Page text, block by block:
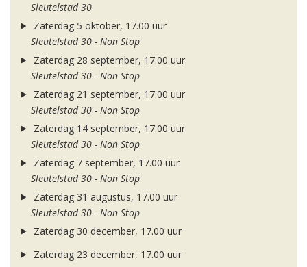
Sleutelstad 30
Zaterdag 5 oktober, 17.00 uur
Sleutelstad 30 - Non Stop
Zaterdag 28 september, 17.00 uur
Sleutelstad 30 - Non Stop
Zaterdag 21 september, 17.00 uur
Sleutelstad 30 - Non Stop
Zaterdag 14 september, 17.00 uur
Sleutelstad 30 - Non Stop
Zaterdag 7 september, 17.00 uur
Sleutelstad 30 - Non Stop
Zaterdag 31 augustus, 17.00 uur
Sleutelstad 30 - Non Stop
Zaterdag 30 december, 17.00 uur
Zaterdag 23 december, 17.00 uur